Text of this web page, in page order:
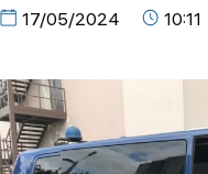
17/05/2024 10:11